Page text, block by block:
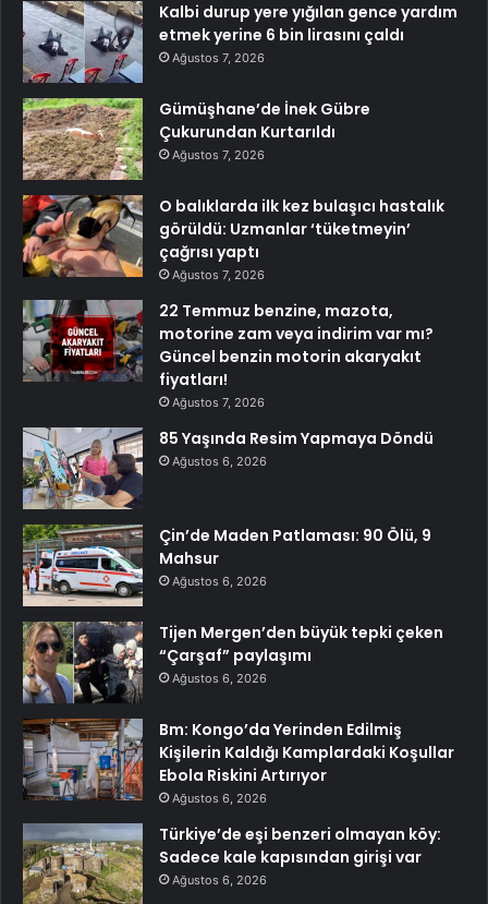
Kalbi durup yere yığılan gence yardım
etmek yerine 6 bin lirasını çaldı
Ağustos 7, 2026
Gümüşhane’de İnek Gübre
Çukurundan Kurtarıldı
Ağustos 7, 2026
O balıklarda ilk kez bulaşıcı hastalık
görüldü: Uzmanlar ‘tüketmeyin’
çağrısı yaptı
Ağustos 7, 2026
22 Temmuz benzine, mazota,
motorine zam veya indirim var mı?
Güncel benzin motorin akaryakıt
fiyatları!
Ağustos 7, 2026
85 Yaşında Resim Yapmaya Döndü
Ağustos 6, 2026
Çin’de Maden Patlaması: 90 Ölü, 9
Mahsur
Ağustos 6, 2026
Tijen Mergen’den büyük tepki çeken
“Çarşaf” paylaşımı
Ağustos 6, 2026
Bm: Kongo’da Yerinden Edilmiş
Kişilerin Kaldığı Kamplardaki Koşullar
Ebola Riskini Artırıyor
Ağustos 6, 2026
Türkiye’de eşi benzeri olmayan köy:
Sadece kale kapısından girişi var
Ağustos 6, 2026